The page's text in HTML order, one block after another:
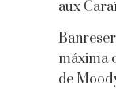
aux
máxima
de